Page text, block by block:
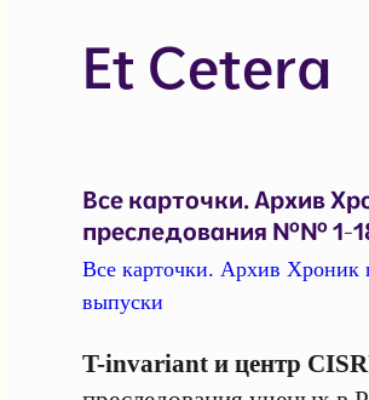
Et Cetera
Все карточки. Архив
преследования №№ 1-
Все карточки. Архив Хроник
выпуски
T-invariant и центр